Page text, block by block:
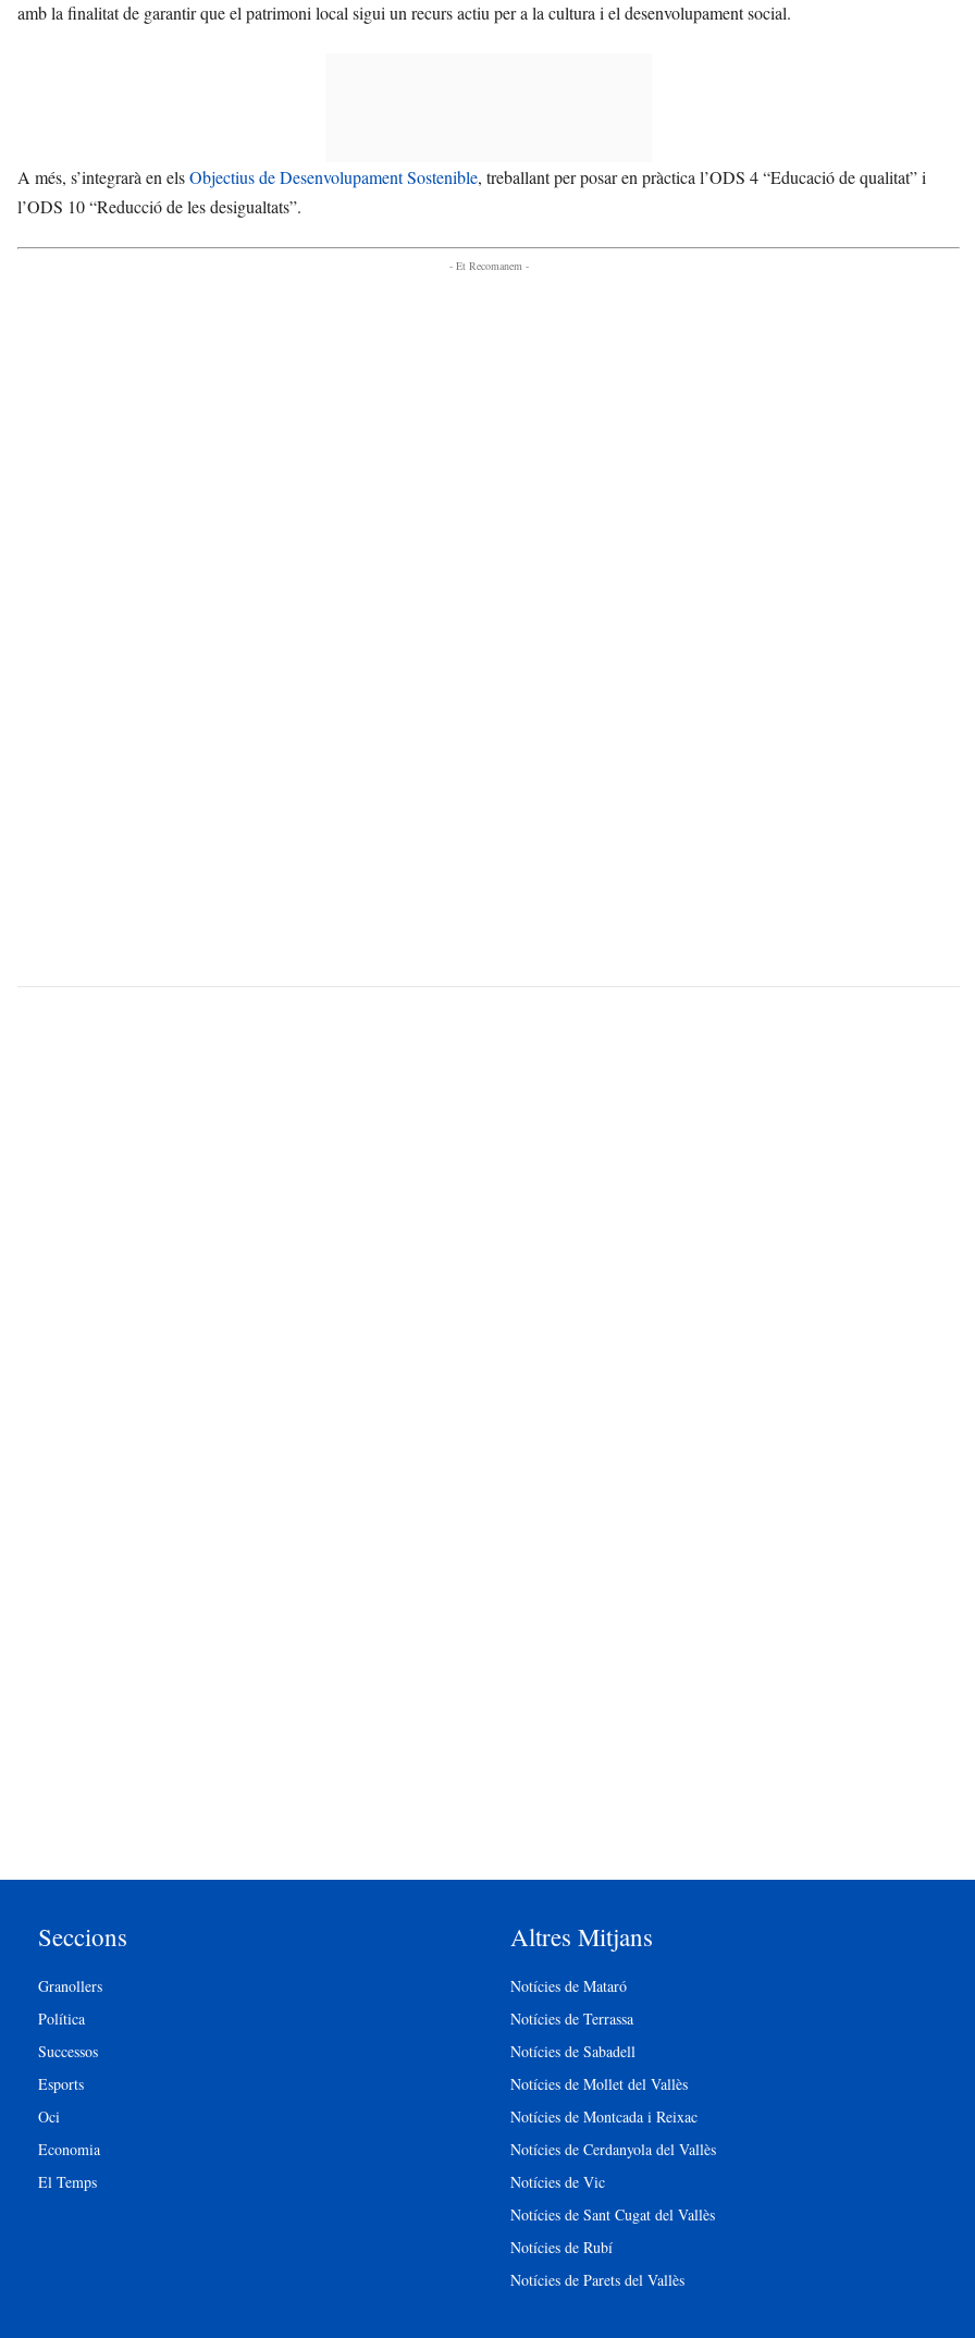
amb la finalitat de garantir que el patrimoni local sigui un recurs actiu per a la cultura i el desenvolupament social.
A més, s’integrarà en elsObjectius de Desenvolupament Sostenible, treballant per posar en pràctica l’ODS 4 “Educació de qualitat” i
l’ODS 10 “Reducció de les desigualtats”.
- Et Recomanem -
Seccions
Granollers
Política
Successos
Esports
Oci
Economia
El Temps
Altres Mitjans
Notícies de Mataró
Notícies de Terrassa
Notícies de Sabadell
Notícies de Mollet del Vallès
Notícies de Montcada i Reixac
Notícies de Cerdanyola del Vallès
Notícies de Vic
Notícies de Sant Cugat del Vallès
Notícies de Rubí
Notícies de Parets del Vallès